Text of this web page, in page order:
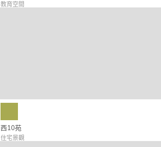
教育空間
西10苑
住宅景觀